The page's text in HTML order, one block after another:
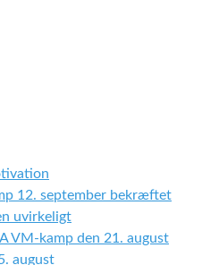
12. september bekræftet
uvirkeligt
VM-kamp den 21. august
august